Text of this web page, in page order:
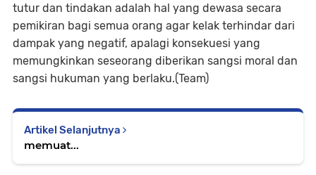
tutur dan tindakan adalah hal yang dewasa secara
pemikiran bagi semua orang agar kelak terhindar dari
dampak yang negatif, apalagi konsekuesi yang
memungkinkan seseorang diberikan sangsi moral dan
sangsi hukuman yang berlaku.(Team)
Artikel Selanjutnya
memuat...